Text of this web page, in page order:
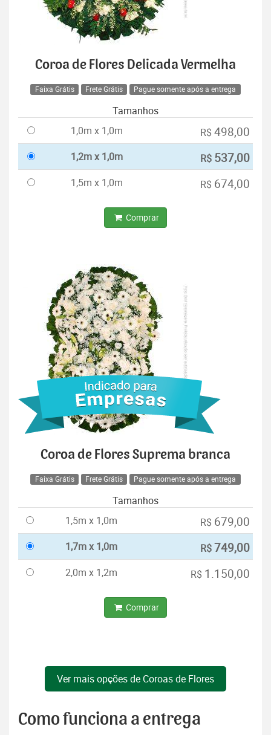
Coroa de Flores Delicada Vermelha
Faixa Grátis Frete Grátis Pague somente após a entrega
Tamanhos
1,0m x 1,0m
R$ 498,00
1,2m x 1,0m R$ 537,00
1,5m x 1,0m R$ 674,00
Comprar
Coroa de Flores Suprema branca
Faixa Grátis Frete Grátis Pague somente após a entrega
Tamanhos
1,5m x 1,0m
R$ 679,00
1,7m x 1,0m R$749,00
2,0m x 1,2m R$ 1.150,00
Comprar
Ver mais opções de Coroas de Flores
Como funciona a entrega